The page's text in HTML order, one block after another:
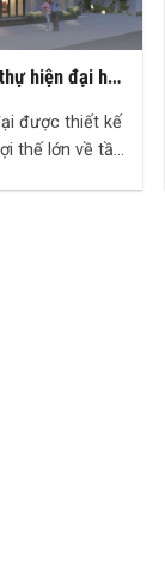
hiện đại hai
sống
thế lớn về tầm